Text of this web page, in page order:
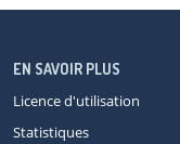
EN SAVOIR PLUS
Licence d'utilisation
Statistiques